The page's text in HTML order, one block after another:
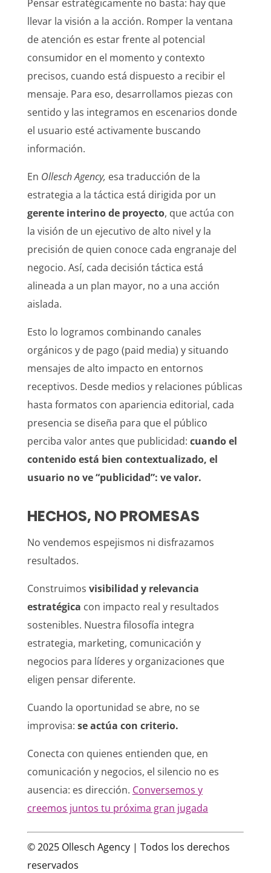
Pensar estratégicamente no basta: hay que
llevar la visión a la acción. Romper la ventana
de atención es estar frente al potencial
consumidor en el momento y contexto
precisos, cuando está dispuesto a recibir el
mensaje. Para eso, desarrollamos piezas con
sentido y las integramos en escenarios donde
el usuario esté activamente buscando
información.
En Ollesch Agency, esa traducción de la
estrategia a la táctica está dirigida por un
gerente interino de proyecto, que actúa con
la visión de un ejecutivo de alto nivel y la
precisión de quien conoce cada engranaje del
negocio. Así, cada decisión táctica está
alineada a un plan mayor, no a una acción
aislada.
Esto lo logramos combinando canales
orgánicos y de pago (paid media) y situando
mensajes de alto impacto en entornos
receptivos. Desde medios y relaciones públicas
hasta formatos con apariencia editorial, cada
presencia se diseña para que el público
perciba valor antes que publicidad: cuando el
contenido está bien contextualizado, el
usuario no ve “publicidad”: ve valor.
HECHOS, NO PROMESAS
No vendemos espejismos ni disfrazamos
resultados.
Construimos visibilidad y relevancia
estratégica con impacto real y resultados
sostenibles. Nuestra filosofía integra
estrategia, marketing, comunicación y
negocios para líderes y organizaciones que
eligen pensar diferente.
Cuando la oportunidad se abre, no se
improvisa: se actúa con criterio.
Conecta con quienes entienden que, en
comunicación y negocios, el silencio no es
ausencia: es dirección. Conversemos y
creemos juntos tu próxima gran jugada
© 2025 Ollesch Agency | Todos los derechos
reservados